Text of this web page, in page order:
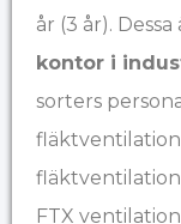
år (3 år). Dessa
kontor i
sorters
FTX